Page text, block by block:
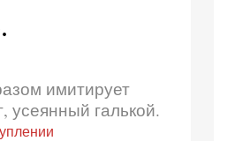
имитирует
усеянный галькой.